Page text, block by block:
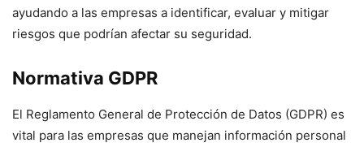
ayudando a las empresas a identificar, evaluar y mitigar
riesgos que podrían afectar su seguridad.
Normativa GDPR
El Reglamento General de Protección de Datos (GDPR) es
vital para las empresas que manejan información personal